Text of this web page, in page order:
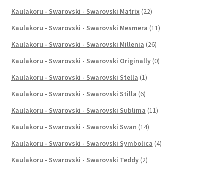
Kaulakoru - Swarovski - Swarovski Matrix (22)
Kaulakoru - Swarovski - Swarovski Mesmera (11)
Kaulakoru - Swarovski - Swarovski Millenia (26)
Kaulakoru - Swarovski - Swarovski Originally (0)
Kaulakoru - Swarovski - Swarovski Stella (1)
Kaulakoru - Swarovski - Swarovski Stilla (6)
Kaulakoru - Swarovski - Swarovski Sublima (11)
Kaulakoru - Swarovski - Swarovski Swan (14)
Kaulakoru - Swarovski - Swarovski Symbolica (4)
Kaulakoru - Swarovski - Swarovski Teddy (2)